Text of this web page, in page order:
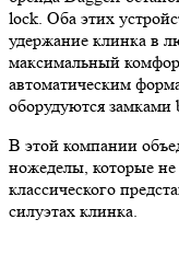
lock. Оба этих
удержание клинка в
максимальный
автоматическим
оборудуются замками
В этой компании
ножеделы, которые
классического
силуэтах клинка.